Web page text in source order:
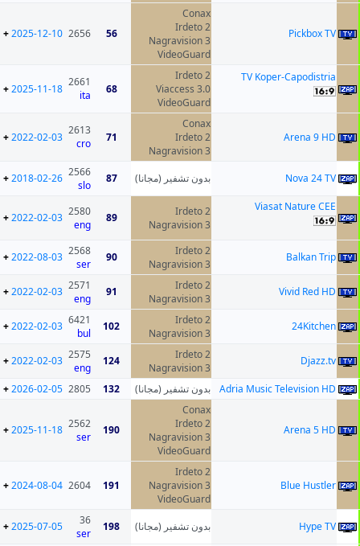
Pickbox TV
Conax
Irdeto 2
Nagravision 3
VideoGuard
56
2656
2025-12-10
+
TV Koper-Capodistria
Irdeto 2
Viaccess 3.0
VideoGuard
68
2661
ita
2025-11-18
+
Arena 9 HD
Conax
Irdeto 2
Nagravision 3
71
2613
cro
2022-02-03
+
Nova 24 TV بدون تشفير (مجانا) 87
2566
slo
2018-02-26
+
Viasat Nature CEE
Irdeto 2
Nagravision 3
89
2580
eng
2022-02-03
+
Balkan Trip
Irdeto 2
Nagravision 3
90
2568
ser
2022-08-03
+
Vivid Red HD
Irdeto 2
Nagravision 3
91
2571
eng
2022-02-03
+
24Kitchen
Irdeto 2
Nagravision 3
102
6421
bul
2022-02-03
+
Djazz.tv
Irdeto 2
Nagravision 3
124
2575
eng
2022-02-03
+
Adria Music Television HD بدون تشفير (مجانا) 132
2805
2026-02-05
+
Arena 5 HD
Conax
Irdeto 2
Nagravision 3
VideoGuard
190
2562
ser
2025-11-18
+
Blue Hustler
Irdeto 2
Nagravision 3
VideoGuard
191
2604
2024-08-04
+
Hype TV بدون تشفير (مجانا) 198
36
ser
2025-07-05
+